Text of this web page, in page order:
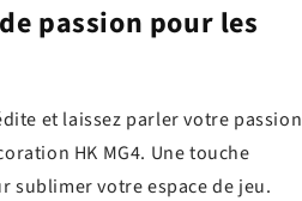
passion pour les
et laissez parler votre passion
HK MG4. Une touche
sublimer votre espace de jeu.